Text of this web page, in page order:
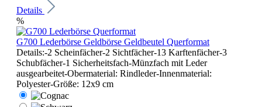
Details
%
G700 Lederbörse Geldbörse Geldbeutel Querformat
Details:-2 Scheinfächer-2 Sichtfächer-13 Karftenfächer-3
Schubfächer-1 Sicherheitsfach-Münzfach mit Leder
ausgearbeitet-Obermaterial: Rindleder-Innenmaterial:
Polyester-Größe: 12x9 cm